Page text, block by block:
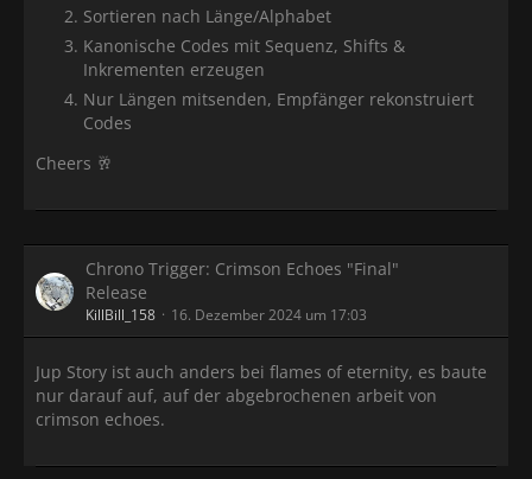
Sortieren nach Länge/Alphabet
Kanonische Codes mit Sequenz, Shifts &
Inkrementen erzeugen
Nur Längen mitsenden, Empfänger rekonstruiert
Codes
Cheers 🥂
Chrono Trigger: Crimson Echoes "Final"
Release
KillBill_158 16. Dezember 2024 um 17:03
Jup Story ist auch anders bei flames of eternity, es baute
nur darauf auf, auf der abgebrochenen arbeit von
crimson echoes.